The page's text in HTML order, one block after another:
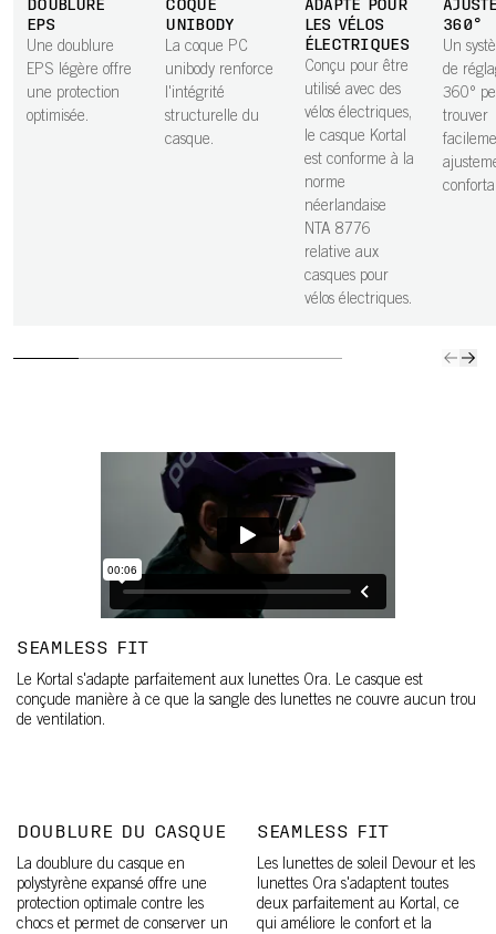
DOUBLURE
EPS
Une doublure
EPS légère offre
une protection
optimisée.
COQUE
UNIBODY
La coque PC
unibody renforce
l'intégrité
structurelle du
casque.
ADAPTÉ POUR
LES VÉLOS
ÉLECTRIQUES
Conçu pour être
utilisé avec des
vélos électriques,
le casque Kortal
est conforme à la
norme
néerlandaise
NTA 8776
relative aux
casques pour
vélos électriques.
360°
Un
de
360°
trouver
SEAMLESS FIT
Le Kortal s'adapte parfaitement aux lunettes Ora. Le casque est
conçude manière à ce que la sangle des lunettes ne couvre aucun trou
de ventilation.
DOUBLURE DU CASQUE
La doublure du casque en
polystyrène expansé offre une
protection optimale contre les
chocs et permet de conserver un
SEAMLESS FIT
Les lunettes de soleil Devour et les
lunettes Ora s'adaptent toutes
deux parfaitement au Kortal, ce
qui améliore le confort et la